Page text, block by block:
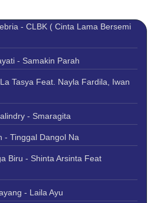
- CLBK ( Cinta Lama Bersemi
- Samakin Parah
Tasya Feat. Nayla Fardila, Iwan
- Smaragita
- Tinggal Dangol Na
Biru - Shinta Arsinta Feat
- Laila Ayu